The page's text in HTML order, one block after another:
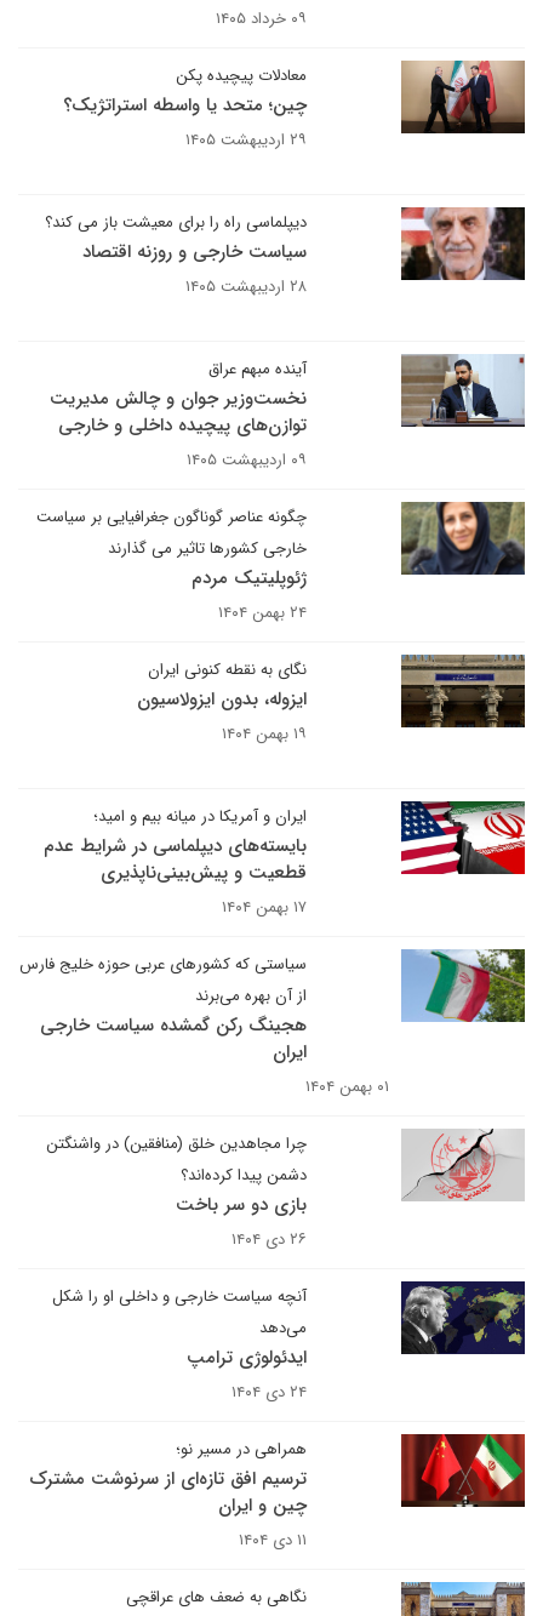
۰۹ خرداد ۱۴۰۵
معادلات پیچیده پکن
چین؛ متحد یا واسطه استراتژیک؟
۲۹ اردیبهشت ۱۴۰۵
دیپلماسی راه را برای معیشت باز می کند؟
سیاست خارجی و روزنه اقتصاد
۲۸ اردیبهشت ۱۴۰۵
آینده مبهم عراق
نخست‌وزیر جوان و چالش مدیریت
توازن‌های پیچیده داخلی و خارجی
۰۹ اردیبهشت ۱۴۰۵
چگونه عناصر گوناگون جغرافیایی بر سیاست
خارجی کشورها تاثیر می گذارند
ژئوپلیتیک مردم
۲۴ بهمن ۱۴۰۴
نگای به نقطه کنونی ایران
ایزوله، بدون ایزولاسیون
۱۹ بهمن ۱۴۰۴
ایران و آمریکا در میانه بیم و امید؛
بایسته‌های دیپلماسی در شرایط عدم
قطعیت و پیش‌بینی‌ناپذیری
۱۷ بهمن ۱۴۰۴
سیاستی که کشورهای عربی حوزه خلیج فارس
از آن بهره می‌برند
هجینگ رکن گمشده سیاست خارجی
ایران
۰۱ بهمن ۱۴۰۴
چرا مجاهدین خلق (منافقین) در واشنگتن
دشمن پیدا کرده‌اند؟
بازی دو سر باخت
۲۶ دی ۱۴۰۴
آنچه سیاست خارجی و داخلی او را شکل
می‌دهد
ایدئولوژی ترامپ
۲۴ دی ۱۴۰۴
همراهی در مسیر نو؛
ترسیم افق تازه‌ای از سرنوشت مشترک
چین و ایران
۱۱ دی ۱۴۰۴
نگاهی به ضعف های عراقچی